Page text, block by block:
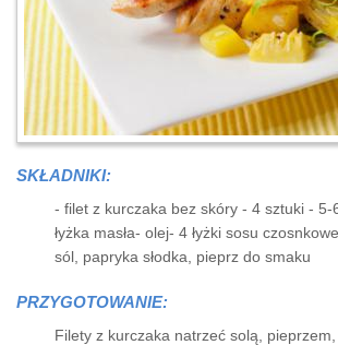
SKŁADNIKI:
- filet z kurczaka bez skóry - 4 sztuki - 5-
łyżka masła- olej- 4 łyżki sosu
sól, papryka słodka, pieprz do smaku
PRZYGOTOWANIE:
Filety z kurczaka natrzeć solą,